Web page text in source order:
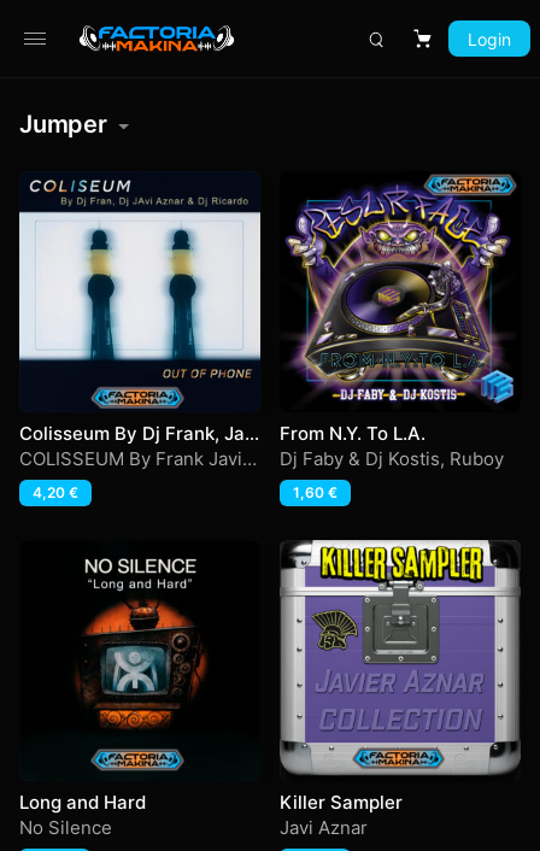
Carrito
Login
Jumper
Colisseum By Dj Frank, Javi
Aznar & Ricardo – Out Of
Phone
COLISSEUM By Frank Javi
Aznar & Ricardo
4,20 €
From N.Y. To L.A.
Dj Faby & Dj Kostis, Ruboy
1,60 €
Long and Hard
No Silence
Killer Sampler
Javi Aznar